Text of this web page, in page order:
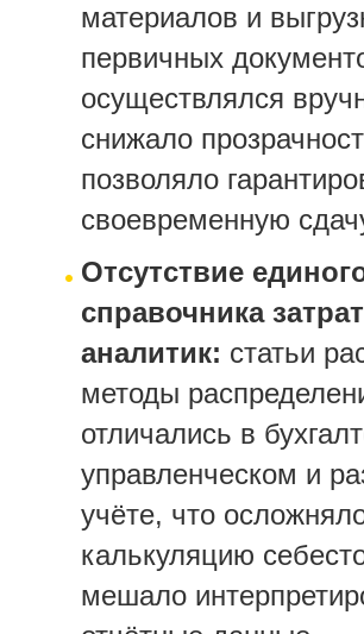
материалов и
первичных
осуществлялся
снижало
позволяло
своевременную
Отсутствие
справочника
аналитик: статьи
методы
отличались в
управленческом и
учёте, что
калькуляцию
мешало